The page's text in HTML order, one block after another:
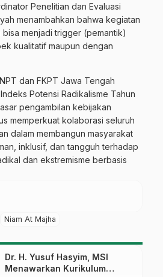
Penelitian dan Evaluasi
menambahkan bahwa kegiatan
menjadi trigger (pemantik)
kualitatif maupun dengan
dan FKPT Jawa Tengah
Potensi Radikalisme Tahun
pengambilan kebijakan
memperkuat kolaborasi seluruh
dalam membangun masyarakat
inklusif, dan tangguh terhadap
dan ekstremisme berbasis
Niam At Majha
Dr. H. Yusuf Hasyim, MSI
Menawarkan Kurikulum